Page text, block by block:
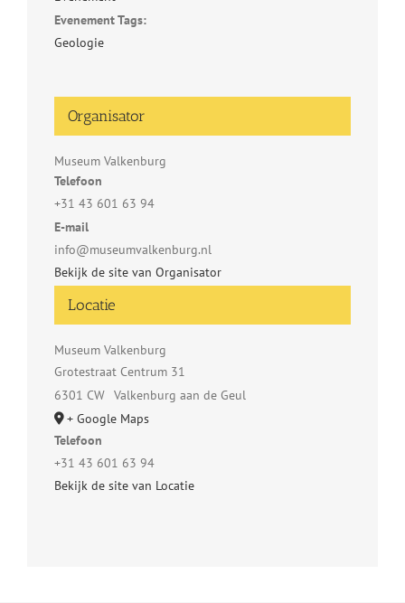
Evenement Tags:
Geologie
Locatie
Museum Valkenburg
Grotestraat Centrum 31
6301 CW Valkenburg aan de Geul
+ Google Maps
Telefoon
+31 43 601 63 94
Bekijk de site van Locatie
Organisator
Museum Valkenburg
Telefoon
+31 43 601 63 94
E-mail
info@museumvalkenburg.nl
Bekijk de site van Organisator